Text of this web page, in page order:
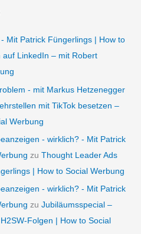
Mit Patrick Füngerlings | How to
auf LinkedIn – mit Robert
- mit Markus Hetzenegger
mit TikTok besetzen –
Werbung
- wirklich? - Mit Patrick
zuThought Leader Ads
| How to Social Werbung
- wirklich? - Mit Patrick
zuJubiläumsspecial –
Folgen | How to Social